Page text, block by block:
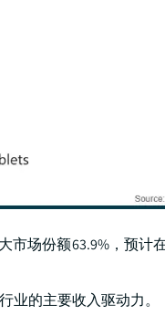
场份额63.9%，预计
业的主要收入驱动力。